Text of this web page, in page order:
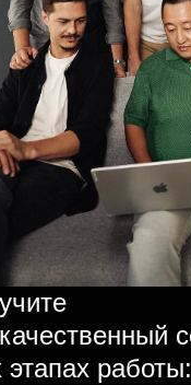
этапах